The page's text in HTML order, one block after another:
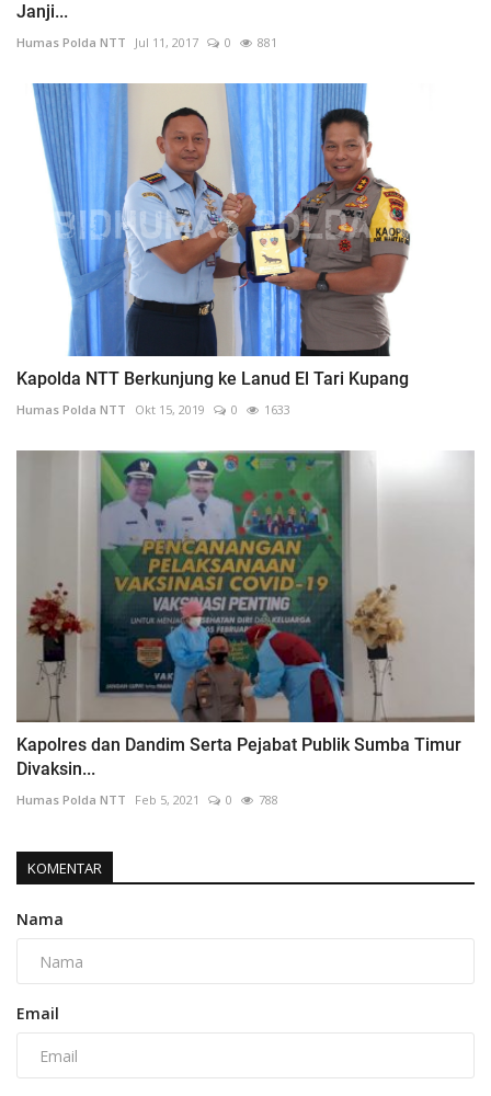
Janji...
Humas Polda NTT Jul 11, 2017 0 881
Kapolda NTT Berkunjung ke Lanud El Tari Kupang
Humas Polda NTT Okt 15, 2019 0 1633
Kapolres dan Dandim Serta Pejabat Publik Sumba Timur
Divaksin...
Humas Polda NTT Feb 5, 2021 0 788
KOMENTAR
Nama
Email